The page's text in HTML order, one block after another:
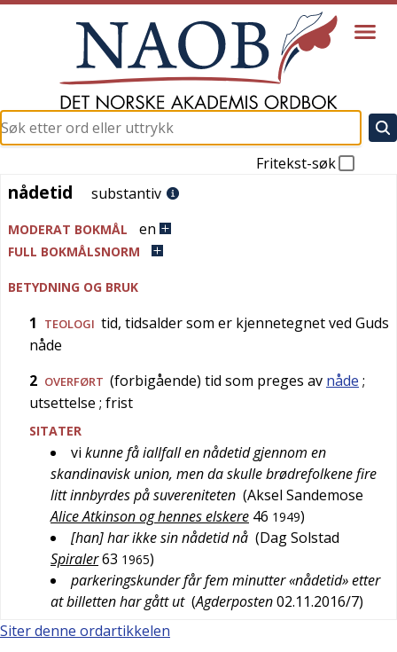
Fritekst-søk
nådetid
nådetid substantiv
MODERAT BOKMÅL en
FULL BOKMÅLSNORM
BETYDNING OG BRUK
1 TEOLOGI tid, tidsalder som er kjennetegnet ved Guds
nåde
2 OVERFØRT (forbigående) tid som preges av nåde ;
utsettelse ; frist
SITATER
vi kunne få iallfall en nådetid gjennom en
skandinavisk union, men da skulle brødrefolkene fire
litt innbyrdes på suvereniteten (Aksel Sandemose
Alice Atkinson og hennes elskere 46 1949)
[han] har ikke sin nådetid nå (Dag Solstad
Spiraler63 1965)
parkeringskunder får fem minutter «nådetid» etter
at billetten har gått ut (Agderposten02.11.2016/7)
Siter denne ordartikkelen